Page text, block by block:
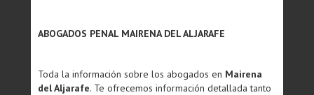
ABOGADOS PENAL MAIRENA DEL ALJARAFE
Toda la información sobre los abogados en Mairena
del Aljarafe. Te ofrecemos información detallada tanto